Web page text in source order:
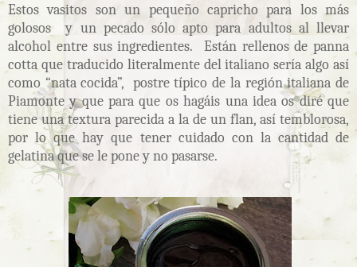
Estos vasitos son un pequeño capricho para los más
golosos y un pecado sólo apto para adultos al llevar
alcohol entre sus ingredientes. Están rellenos de panna
cotta que traducido literalmente del italiano sería algo así
como “nata cocida”, postre típico de la región italiana de
Piamonte y que para que os hagáis una idea os diré que
tiene una textura parecida a la de un flan, así temblorosa,
por lo que hay que tener cuidado con la cantidad de
gelatina que se le pone y no pasarse.